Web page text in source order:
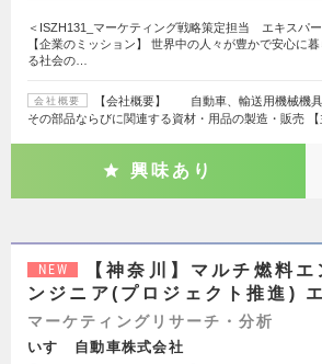
＜ISZH131_マーケティング戦略策定担当 エキスパー
【企業のミッション】 世界中の人々が豊かで安心に
る社会の…
会社概要
【会社概要】 自動車、輸送用機械機
その部品ならびに関連する資材・用品の製造・販売
興味あり
NEW
【神奈川】マルチ燃料
ンジニア(プロジェクト推進)
マーケティングリサーチ・分析
いすゞ自動車株式会社